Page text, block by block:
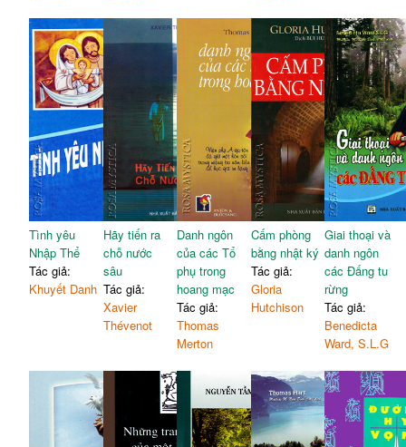
Tình yêu
Nhập Thể
Tác giả:
Khuyết Danh
Hãy tiến ra
chỗ nước
sâu
Tác giả:
Xavier
Thévenot
Danh ngôn
của các Tổ
phụ trong
hoang mạc
Tác giả:
Thomas
Merton
Cấm phòng
bằng nhật ký
Tác giả:
Gloria
Hutchison
Giai thoại và
danh ngôn
các Đấng tu
rừng
Tác giả:
Benedicta
Ward, S.L.G